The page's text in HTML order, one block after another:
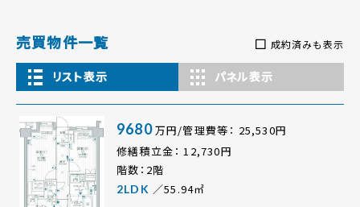
売買物件一覧 成約済みも表示
リスト表示 パネル表示
9680万円/管理費等： 25,530円
修繕積立金： 12,730円
階数：2階
2LDK ／55.94㎡